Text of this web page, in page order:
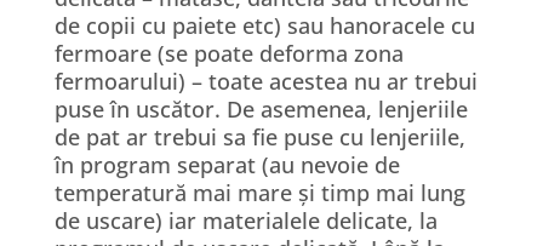
de copii cu paiete etc) sau hanoracele cu
fermoare (se poate deforma zona
fermoarului) – toate acestea nu ar trebui
puse în uscător. De asemenea, lenjeriile
de pat ar trebui sa fie puse cu lenjeriile,
în program separat (au nevoie de
temperatură mai mare și timp mai lung
de uscare) iar materialele delicate, la